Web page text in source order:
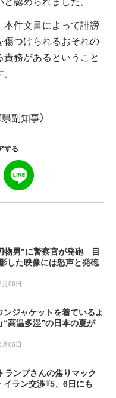
件文書によって誹謗
つけられるおそれの
務があるということ
副知事）
する
刃物男”に警察官が発砲 目
した映像には怒声と発砲
06日
ンジャケットを着ているよ
“高温多湿”の日本の夏が
06日
トランプさんの焦りマック
イラン交渉『5、6日にも